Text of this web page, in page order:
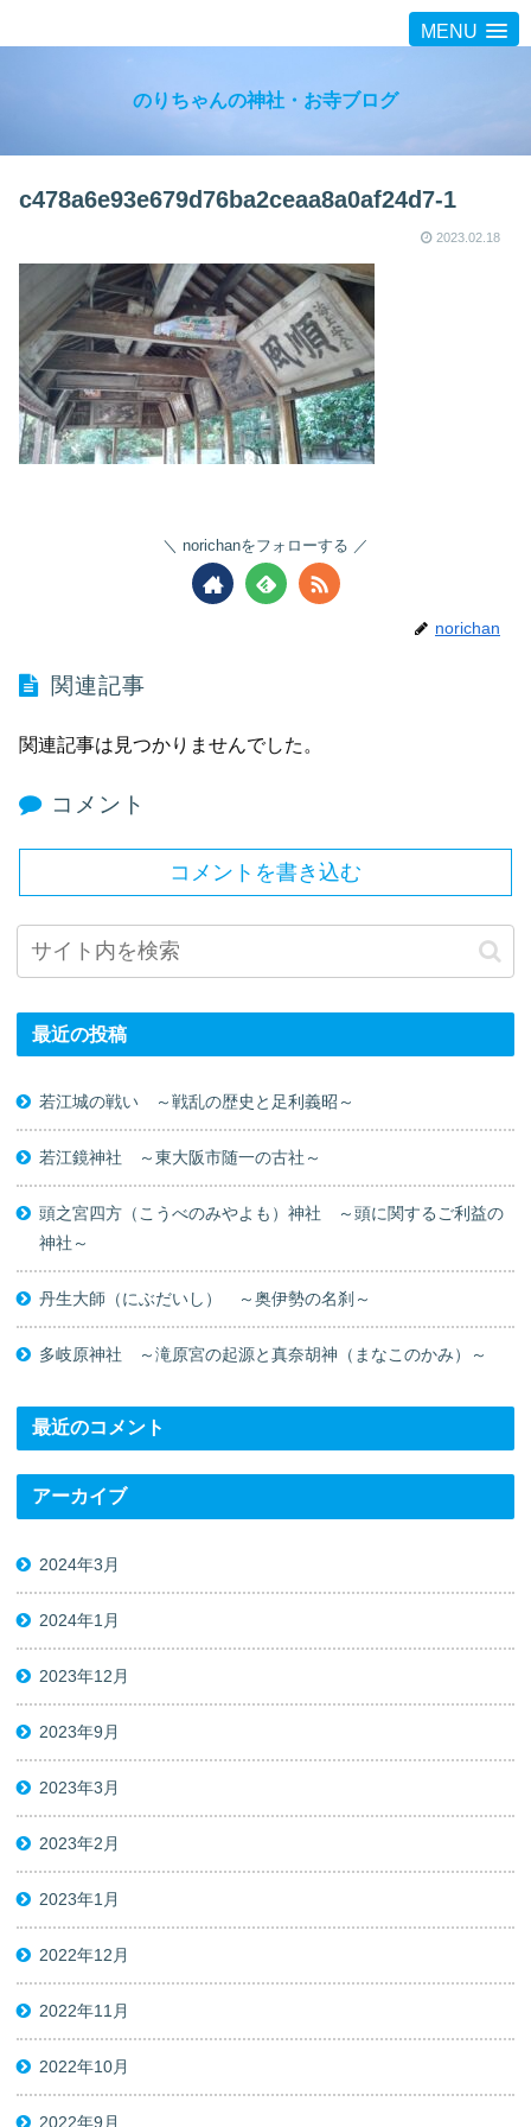
MENU
のりちゃんの神社・お寺ブログ
c478a6e93e679d76ba2ceaa8a0af24d7-1
2023.02.18
norichanをフォローする
norichan
関連記事
関連記事は見つかりませんでした。
コメント
コメントを書き込む
最近の投稿
若江城の戦い ～戦乱の歴史と足利義昭～
若江鏡神社 ～東大阪市随一の古社～
頭之宮四方（こうべのみやよも）神社 ～頭に関するご利益の
神社～
丹生大師（にぶだいし） ～奥伊勢の名刹～
多岐原神社 ～滝原宮の起源と真奈胡神（まなこのかみ）～
最近のコメント
アーカイブ
2024年3月
2024年1月
2023年12月
2023年9月
2023年3月
2023年2月
2023年1月
2022年12月
2022年11月
2022年10月
2022年9月